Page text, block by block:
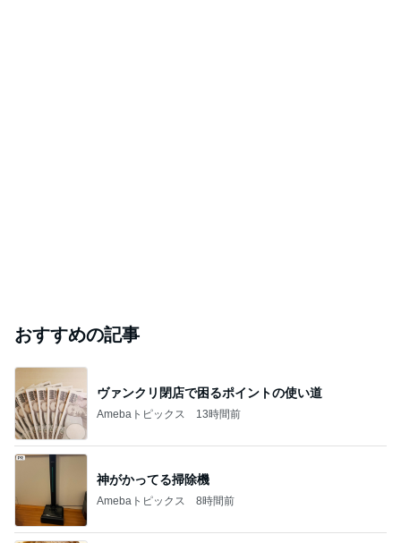
おすすめの記事
ヴァンクリ閉店で困るポイントの使い道
Amebaトピックス 13時間前
神がかってる掃除機
Amebaトピックス 8時間前